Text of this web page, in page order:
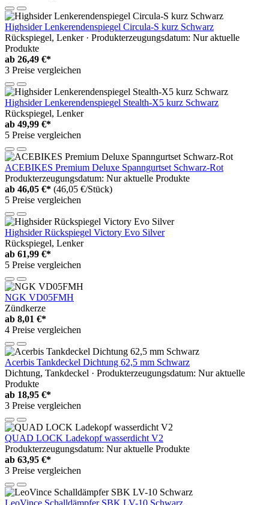
Highsider Lenkerendenspiegel Circula-S kurz Schwarz
Rückspiegel, Lenker · Produkterzeugungsdatum: Nur aktuelle
Produkte
ab 26,49 €*
3 Preise vergleichen
Highsider Lenkerendenspiegel Stealth-X5 kurz Schwarz
Rückspiegel, Lenker
ab 49,99 €*
5 Preise vergleichen
ACEBIKES Premium Deluxe Spanngurtset Schwarz-Rot
Produkterzeugungsdatum: Nur aktuelle Produkte
ab 46,05 €* (46,05 €/Stück)
5 Preise vergleichen
Highsider Rückspiegel Victory Evo Silver
Rückspiegel, Lenker
ab 61,99 €*
5 Preise vergleichen
NGK VD05FMH
Zündkerze
ab 8,01 €*
4 Preise vergleichen
Acerbis Tankdeckel Dichtung 62,5 mm Schwarz
Dichtung, Tankdeckel · Produkterzeugungsdatum: Nur aktuelle
Produkte
ab 18,95 €*
3 Preise vergleichen
QUAD LOCK Ladekopf wasserdicht V2
Produkterzeugungsdatum: Nur aktuelle Produkte
ab 63,95 €*
3 Preise vergleichen
LeoVince Schalldämpfer SBK LV-10 Schwarz